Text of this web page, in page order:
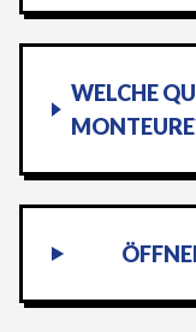
WELCHE